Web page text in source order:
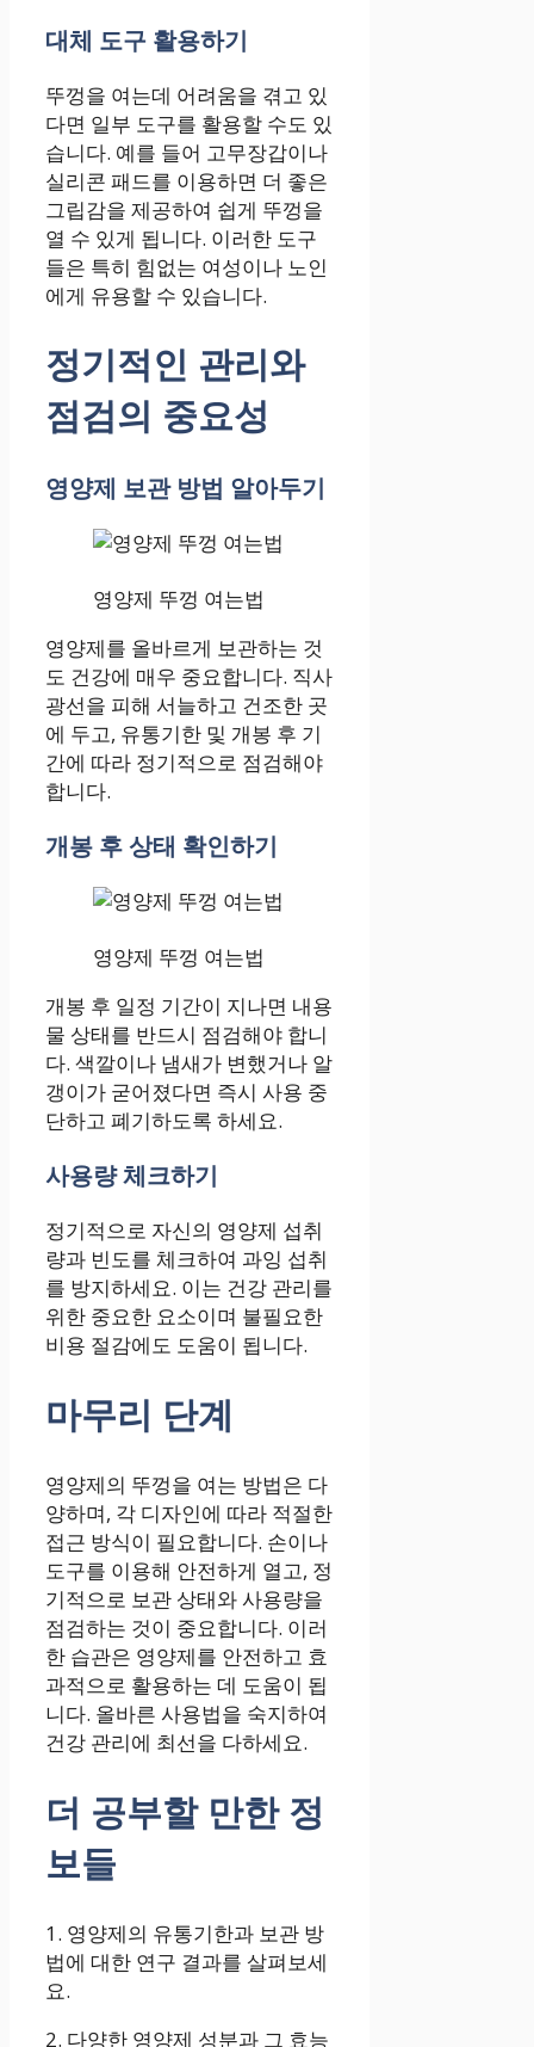
대체 도구 활용하기
뚜껑을 여는데 어려움을 겪고 있
다면 일부 도구를 활용할 수도 있
습니다. 예를 들어 고무장갑이나
실리콘 패드를 이용하면 더 좋은
그립감을 제공하여 쉽게 뚜껑을
열 수 있게 됩니다. 이러한 도구
들은 특히 힘없는 여성이나 노인
에게 유용할 수 있습니다.
정기적인 관리와
점검의 중요성
영양제 보관 방법 알아두기
영양제 뚜껑 여는법
영양제를 올바르게 보관하는 것
도 건강에 매우 중요합니다. 직사
광선을 피해 서늘하고 건조한 곳
에 두고, 유통기한 및 개봉 후 기
간에 따라 정기적으로 점검해야
합니다.
개봉 후 상태 확인하기
영양제 뚜껑 여는법
개봉 후 일정 기간이 지나면 내용
물 상태를 반드시 점검해야 합니
다. 색깔이나 냄새가 변했거나 알
갱이가 굳어졌다면 즉시 사용 중
단하고 폐기하도록 하세요.
사용량 체크하기
정기적으로 자신의 영양제 섭취
량과 빈도를 체크하여 과잉 섭취
를 방지하세요. 이는 건강 관리를
위한 중요한 요소이며 불필요한
비용 절감에도 도움이 됩니다.
마무리 단계
영양제의 뚜껑을 여는 방법은 다
양하며, 각 디자인에 따라 적절한
접근 방식이 필요합니다. 손이나
도구를 이용해 안전하게 열고, 정
기적으로 보관 상태와 사용량을
점검하는 것이 중요합니다. 이러
한 습관은 영양제를 안전하고 효
과적으로 활용하는 데 도움이 됩
니다. 올바른 사용법을 숙지하여
건강 관리에 최선을 다하세요.
더 공부할 만한 정
보들
1. 영양제의 유통기한과 보관 방
법에 대한 연구 결과를 살펴보세
요.
2. 다양한 영양제 성분과 그 효능